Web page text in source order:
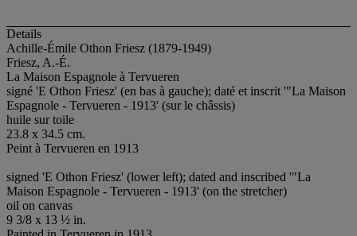
Details
Achille-Émile Othon Friesz (1879-1949)
Friesz, A.-É.
La Maison Espagnole à Tervueren
signé 'E Othon Friesz' (en bas à gauche); daté et inscrit '"La Maison
Espagnole - Tervueren - 1913' (sur le châssis)
huile sur toile
23.8 x 34.5 cm.
Peint à Tervueren en 1913
signed 'E Othon Friesz' (lower left); dated and inscribed '"La
Maison Espagnole - Tervueren - 1913' (on the stretcher)
oil on canvas
9 3/8 x 13 ½ in.